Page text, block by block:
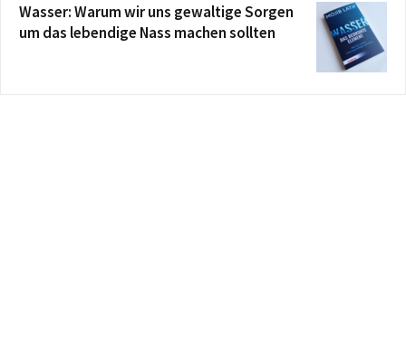
Wasser: Warum wir uns gewaltige Sorgen
um das lebendige Nass machen sollten